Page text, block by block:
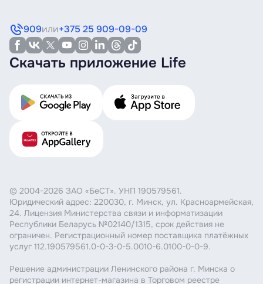
909или+375 25 909-09-09
Скачать приложение Life
© 2004-2026 ЗАО «БеСТ». УНП 190579561.
Юридический адрес: 220030, г. Минск, ул. Красноармейская,
24. Лицензия Министерства связи и информатизации
Республики Беларусь №02140/1315, срок действия не
ограничен. Регистрационный номер поставщика платёжных
услуг 112.190579561.0-0-3-0-5.0010-6.0100-0-0-9.
Решение администрации Ленинского района г. Минска о
регистрации интернет-магазина в Торговом реестре